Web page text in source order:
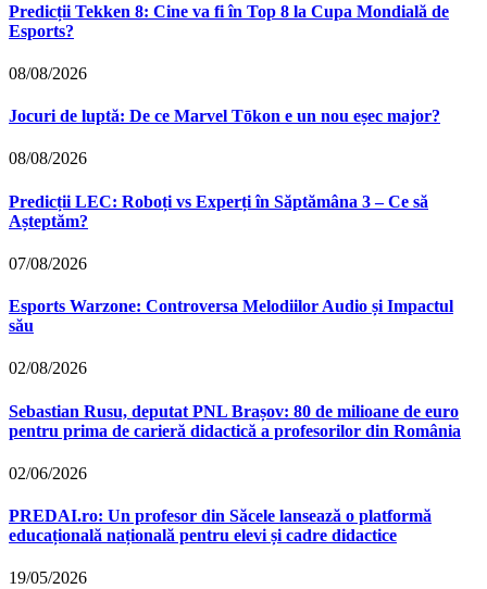
Predicții Tekken 8: Cine va fi în Top 8 la Cupa Mondială de
Esports?
08/08/2026
Jocuri de luptă: De ce Marvel Tōkon e un nou eșec major?
08/08/2026
Predicții LEC: Roboți vs Experți în Săptămâna 3 – Ce să
Așteptăm?
07/08/2026
Esports Warzone: Controversa Melodiilor Audio și Impactul
său
02/08/2026
Sebastian Rusu, deputat PNL Brașov: 80 de milioane de euro
pentru prima de carieră didactică a profesorilor din România
02/06/2026
PREDAI.ro: Un profesor din Săcele lansează o platformă
educațională națională pentru elevi și cadre didactice
19/05/2026